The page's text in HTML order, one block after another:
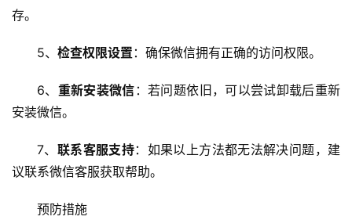
器
机
术
存。
5、 检查权限设置 ：确保微信拥有正确的访问权限。
6、 重新安装微信 ：若问题依旧，可以尝试卸载后重新
安装微信。
7、 联系客服支持：如果以上方法都无法解决问题，建
议联系微信客服获取帮助。
预防措施